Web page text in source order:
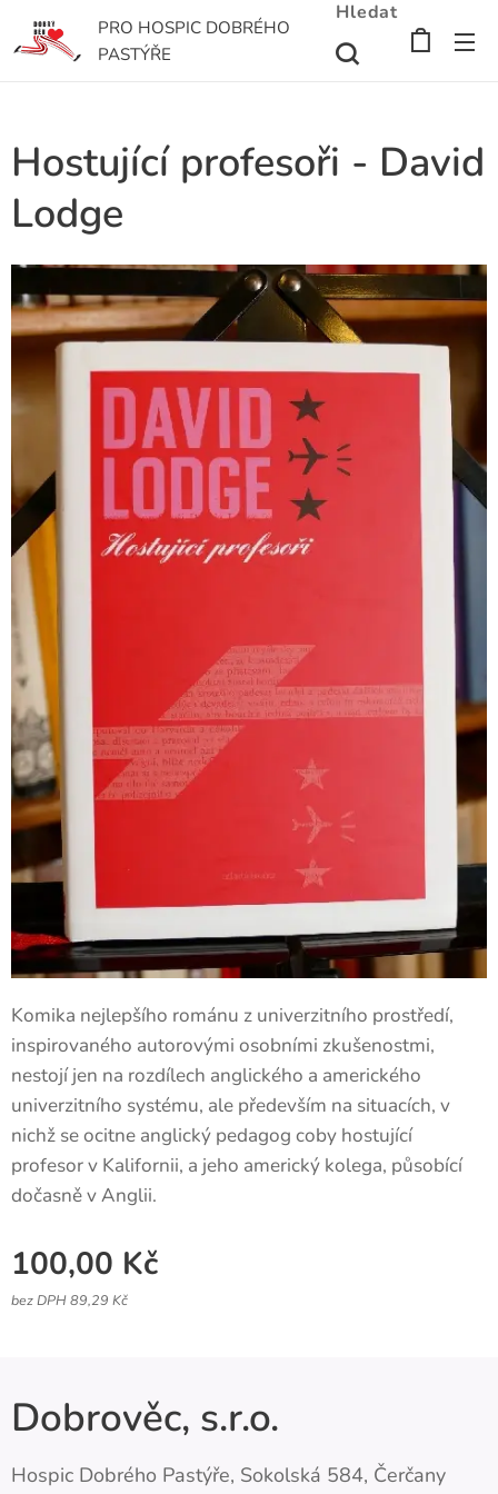
PRO HOSPIC DOBRÉHO
PASTÝŘE
Hledat
Hostující profesoři - David
Lodge
Komika nejlepšího románu z univerzitního prostředí,
inspirovaného autorovými osobními zkušenostmi,
nestojí jen na rozdílech anglického a amerického
univerzitního systému, ale především na situacích, v
nichž se ocitne anglický pedagog coby hostující
profesor v Kalifornii, a jeho americký kolega, působící
dočasně v Anglii.
100,00 Kč
bez DPH 89,29 Kč
Dobrověc, s.r.o.
Hospic Dobrého Pastýře, Sokolská 584, Čerčany